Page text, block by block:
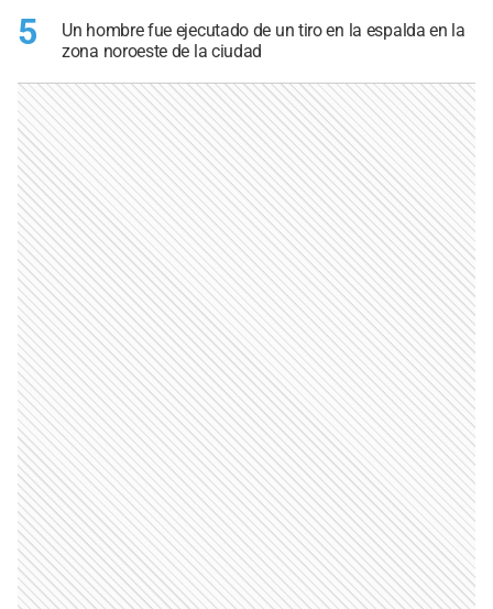
5
Un hombre fue ejecutado de un tiro en la espalda en la
zona noroeste de la ciudad